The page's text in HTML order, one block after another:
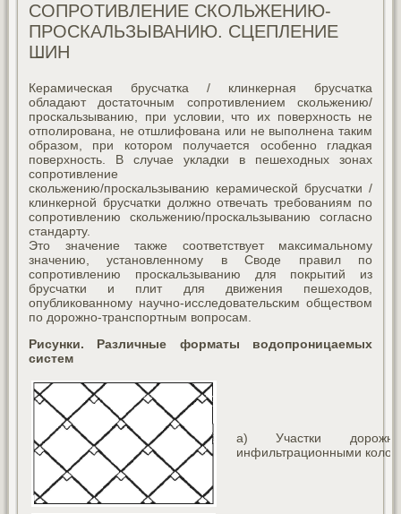
СОПРОТИВЛЕНИЕ СКОЛЬЖЕНИЮ-
ПРОСКАЛЬЗЫВАНИЮ. СЦЕПЛЕНИЕ
ШИН
Керамическая брусчатка / клинкерная брусчатка
обладают достаточным сопротивлением скольжению/
проскальзыванию, при условии, что их поверхность не
отполирована, не отшлифована или не выполнена таким
образом, при котором получается особенно гладкая
поверхность. В случае укладки в пешеходных зонах
сопротивление
скольжению/проскальзыванию керамической брусчатки /
клинкерной брусчатки должно отвечать требованиям по
сопротивлению скольжению/проскальзыванию согласно
стандарту.
Это значение также соответствует максимальному
значению, установленному в Своде правил по
сопротивлению проскальзыванию для покрытий из
брусчатки и плит для движения пешеходов,
опубликованному научно-исследовательским обществом
по дорожно-транспортным вопросам.
Рисунки. Различные форматы водопроницаемых
систем
а) Участки
инфильтрационными